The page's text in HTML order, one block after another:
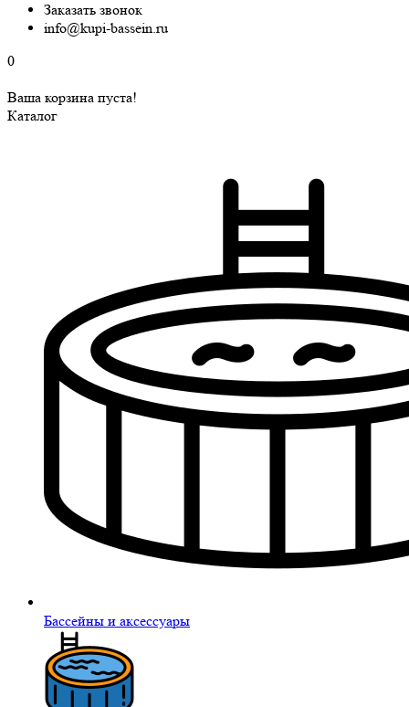
Заказать звонок
info@kupi-bassein.ru
0
Ваша корзина пуста!
Каталог
Бассейны и аксессуары